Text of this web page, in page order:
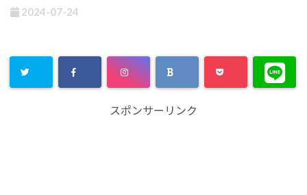
2024-07-24
スポンサーリンク